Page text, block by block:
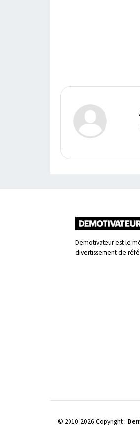
Demotivateur est le
divertissement de
© 2010-2026 Copyright :